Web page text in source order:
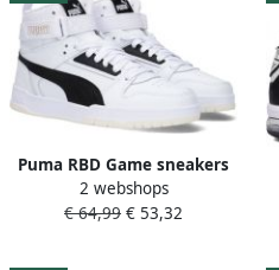
Puma RBD Game sneakers
wit zwart Gerecycled
polyester (duurzaam) 36
2 webshops
€ 64,99 € 53,32